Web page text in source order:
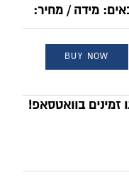
מידה / מחיר:
BUY NOW
בוואטסאפ!